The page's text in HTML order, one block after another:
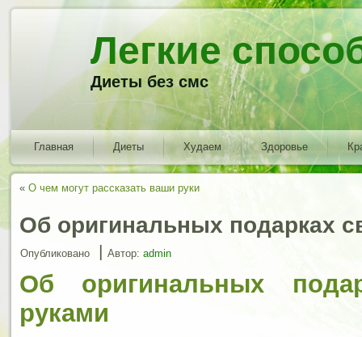
Легкие
Диеты без смс
Главная Диеты Худаем Здоровье
« О чем могут рассказать ваши руки
Об оригинальных подарках
Опубликовано | Автор: admin
Об оригинальных
руками